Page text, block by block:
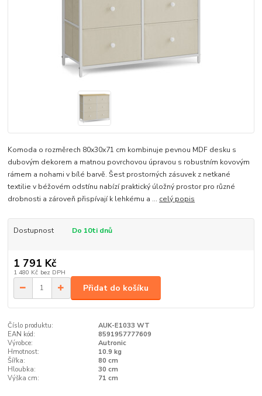
Komoda o rozměrech 80x30x71 cm kombinuje pevnou MDF desku s
dubovým dekorem a matnou povrchovou úpravou s robustním kovovým
rámem a nohami v bílé barvě. Šest prostorných zásuvek z netkané
textilie v béžovém odstínu nabízí praktický úložný prostor pro různé
drobnosti a zároveň přispívají k lehkému a ... celý popis
Dostupnost Do 10ti dnů
1 791 Kč
1 480 Kč bez DPH
Přidat do košíku
Číslo produktu:
AUK-E1033 WT
EAN kód:
8591957777609
Výrobce:
Autronic
Hmotnost:
10.9 kg
Šířka:
80 cm
Hloubka:
30 cm
Výška cm:
71 cm